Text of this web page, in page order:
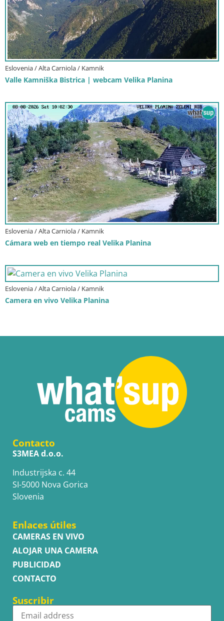
Eslovenia / Alta Carniola / Kamnik
Valle Kamniška Bistrica | webcam Velika Planina
Eslovenia / Alta Carniola / Kamnik
Cámara web en tiempo real Velika Planina
Eslovenia / Alta Carniola / Kamnik
Camera en vivo Velika Planina
Contacto
S3MEA d.o.o.
Industrijska c. 44
SI-5000 Nova Gorica
Slovenia
Enlaces útiles
CAMERAS EN VIVO
ALOJAR UNA CAMERA
PUBLICIDAD
CONTACTO
Suscribir